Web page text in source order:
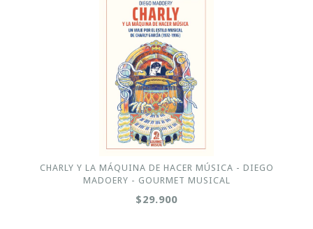
CHARLY Y LA MÁQUINA DE HACER MÚSICA - DIEGO
MADOERY - GOURMET MUSICAL
$29.900